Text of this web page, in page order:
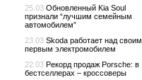
25.03 Обновленный Kia Soul
признали “лучшим семейным
автомобилем”
23.03 Skoda работает над своим
первым электромобилем
22.03 Рекорд продаж Porsche: в
бестселлерах – кроссоверы